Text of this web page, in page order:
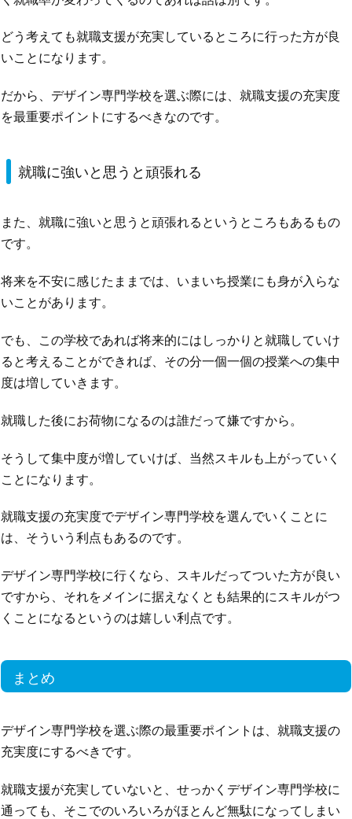
どう考えても就職支援が充実しているところに行った方が良
いことになります。
だから、デザイン専門学校を選ぶ際には、就職支援の充実度
を最重要ポイントにするべきなのです。
就職に強いと思うと頑張れる
また、就職に強いと思うと頑張れるというところもあるもの
です。
将来を不安に感じたままでは、いまいち授業にも身が入らな
いことがあります。
でも、この学校であれば将来的にはしっかりと就職していけ
ると考えることができれば、その分一個一個の授業への集中
度は増していきます。
就職した後にお荷物になるのは誰だって嫌ですから。
そうして集中度が増していけば、当然スキルも上がっていく
ことになります。
就職支援の充実度でデザイン専門学校を選んでいくことに
は、そういう利点もあるのです。
デザイン専門学校に行くなら、スキルだってついた方が良い
ですから、それをメインに据えなくとも結果的にスキルがつ
くことになるというのは嬉しい利点です。
まとめ
デザイン専門学校を選ぶ際の最重要ポイントは、就職支援の
充実度にするべきです。
就職支援が充実していないと、せっかくデザイン専門学校に
通っても、そこでのいろいろがほとんど無駄になってしまい